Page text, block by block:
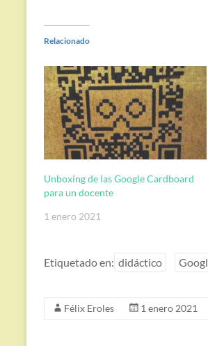
Relacionado
Unboxing de las Google Cardboard
para un docente
1 enero 2021
Etiquetado en: didáctico
Félix Eroles 1 enero 2021